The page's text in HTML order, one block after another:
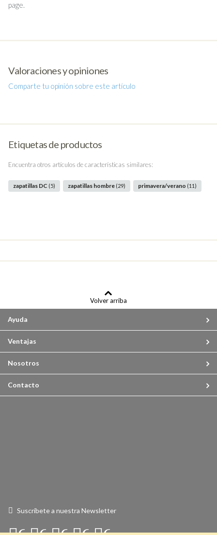
page.
Valoraciones y opiniones
Comparte tu opinión sobre este artículo
Etiquetas de productos
Encuentra otros artículos de características similares:
zapatillas DC (5) zapatillas hombre (29) primavera/verano (11)
Volver arriba
Ayuda
Ventajas
Nosotros
Contacto
Suscríbete a nuestra Newsletter